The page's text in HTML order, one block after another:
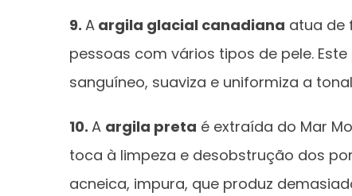
9. A argila glacial canadiana atua de
pessoas com vários tipos de pele.
sanguíneo, suaviza e uniformiza a
10. A argila preta é extraída do Mar
toca à limpeza e desobstrução dos
acneica, impura, que produz